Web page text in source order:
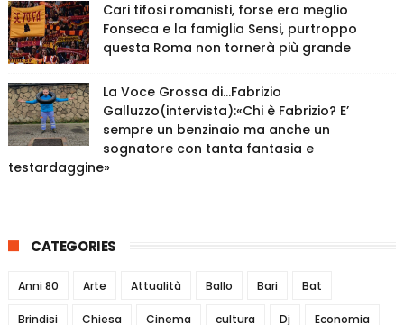
Cari tifosi romanisti, forse era meglio
Fonseca e la famiglia Sensi, purtroppo
questa Roma non tornerà più grande
La Voce Grossa di…Fabrizio
Galluzzo(intervista):«Chi è Fabrizio? E’
sempre un benzinaio ma anche un
sognatore con tanta fantasia e
testardaggine»
CATEGORIES
Anni 80 Arte Attualità Ballo Bari Bat
Brindisi Chiesa Cinema cultura Dj Economia